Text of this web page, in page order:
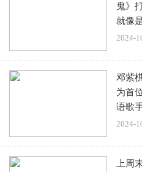
鬼》
就像
2024-
邓紫
为首
语歌
2024-
上周